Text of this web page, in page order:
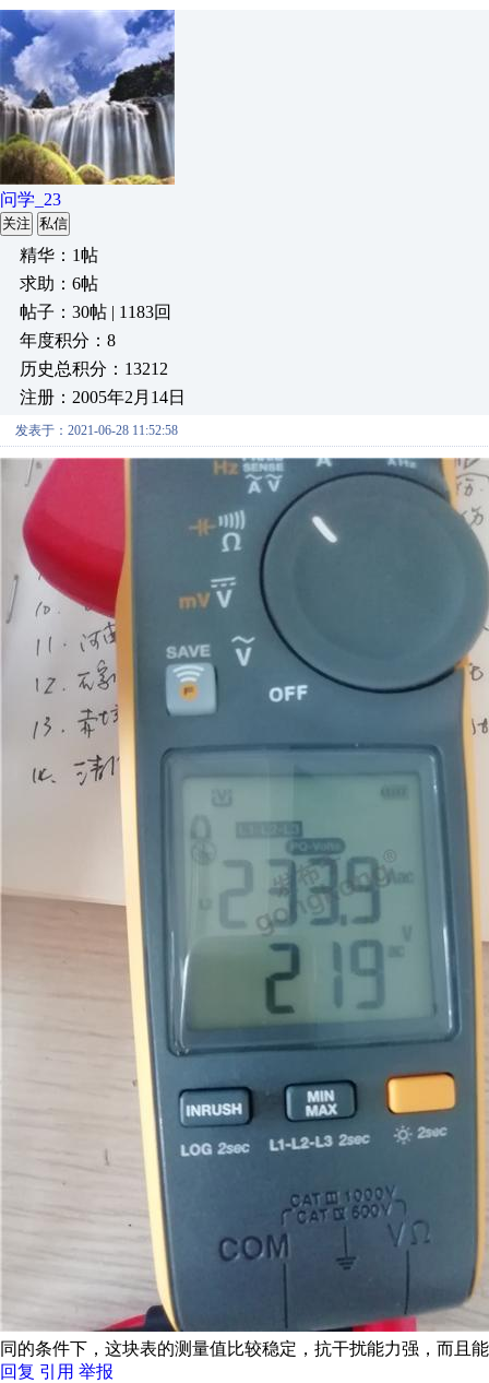
问学_23
关注 私信
精华：1帖
求助：6帖
帖子：30帖 | 1183回
年度积分：8
历史总积分：13212
注册：2005年2月14日
发表于：2021-06-28 11:52:58
同的条件下，这块表的测量值比较稳定，抗干扰能力强，而且
回复 引用 举报